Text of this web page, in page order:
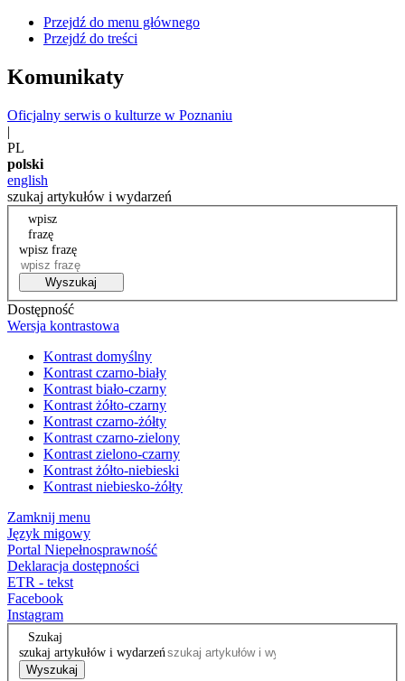
Przejdź do menu głównego
Przejdź do treści
Komunikaty
Oficjalny serwis o kulturze w Poznaniu
|
PL
polski
english
szukaj artykułów i wydarzeń
wpisz
frazę
wpisz frazę
Wyszukaj
Dostępność
Wersja kontrastowa
Kontrast domyślny
Kontrast czarno-biały
Kontrast biało-czarny
Kontrast żółto-czarny
Kontrast czarno-żółty
Kontrast czarno-zielony
Kontrast zielono-czarny
Kontrast żółto-niebieski
Kontrast niebiesko-żółty
Zamknij menu
Język migowy
Portal Niepełnosprawność
Deklaracja dostępności
ETR - tekst
Facebook
Instagram
Szukaj
szukaj artykułów i wydarzeń
Wyszukaj